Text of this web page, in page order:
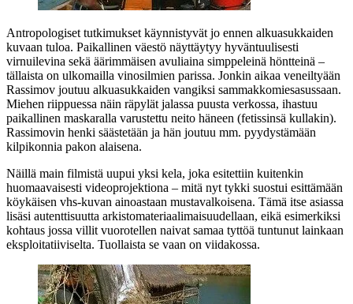
Antropologiset tutkimukset käynnistyvät jo ennen alkuasukkaiden
kuvaan tuloa. Paikallinen väestö näyttäytyy hyväntuulisesti
virnuilevina sekä äärimmäisen avuliaina simppeleinä höntteinä –
tällaista on ulkomailla vinosilmien parissa. Jonkin aikaa veneiltyään
Rassimov joutuu alkuasukkaiden vangiksi sammakkomiesasussaan.
Miehen riippuessa näin räpylät jalassa puusta verkossa, ihastuu
paikallinen maskaralla varustettu neito häneen (fetissinsä kullakin).
Rassimovin henki säästetään ja hän joutuu mm. pyydystämään
kilpikonnia pakon alaisena.
Näillä main filmistä uupui yksi kela, joka esitettiin kuitenkin
huomaavaisesti videoprojektiona – mitä nyt tykki suostui esittämään
köykäisen vhs‑kuvan ainoastaan mustavalkoisena. Tämä itse asiassa
lisäsi autenttisuutta arkistomateriaalimaisuudellaan, eikä esimerkiksi
kohtaus jossa villit vuorotellen naivat samaa tyttöä tuntunut lainkaan
eksploitatiiviselta. Tuollaista se vaan on viidakossa.